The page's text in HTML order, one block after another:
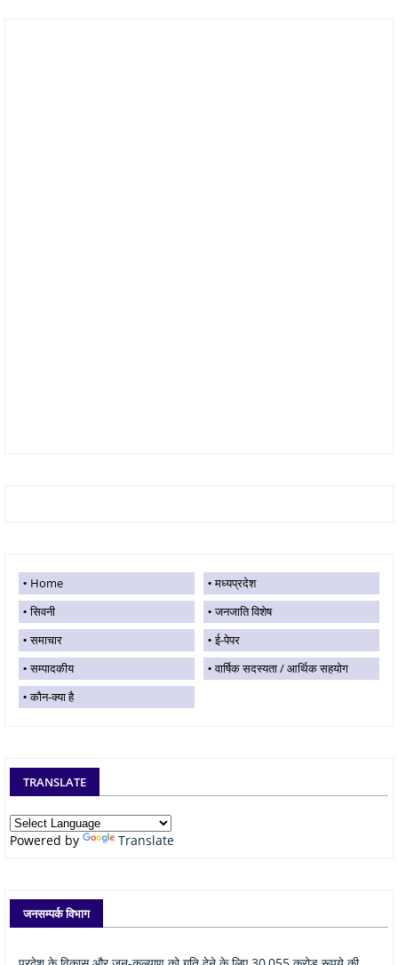
Home
मध्यप्रदेश
सिवनी
जनजाति विशेष
समाचार
ई-पेपर
सम्पादकीय
वार्षिक सदस्यता / आर्थिक सहयोग
कौन-क्या है
TRANSLATE
Powered by Translate
जनसम्पर्क विभाग